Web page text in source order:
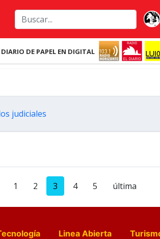
DIARIO DE PAPEL EN DIGITAL
judiciales
1 2 3 4 5 última
Linea Abierta